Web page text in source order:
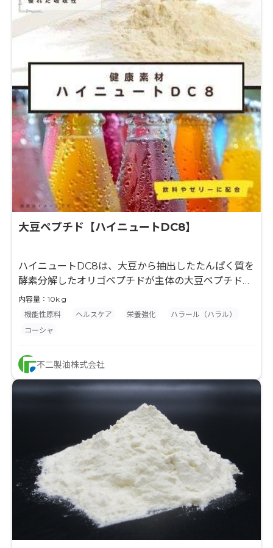
大豆ペプチド【ハイニュートDC8】
ハイニュートDC8は、大豆から抽出したたんぱく質を
酵素分解したオリゴペプチドが主体の大豆ペプチドで
す。 有効なアミノ酸供給源として、各種機能性食品、
スポーツ ニュートリション製品に使用されておりま
内容量：10k g
機能性原料
ヘルスケア 栄養強化
ハラール（ハラル）
コーシャ
不二製油株式会社